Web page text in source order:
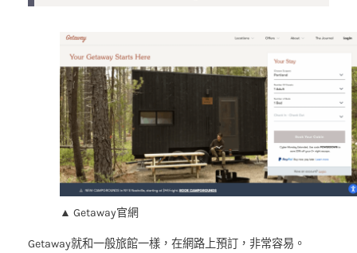
▲ Getaway官網
Getaway就和一般旅館一樣，在網路上預訂，非常容易。